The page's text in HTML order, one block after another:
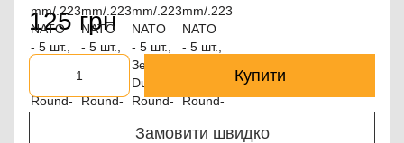
125 грн
Купити
Замовити швидко